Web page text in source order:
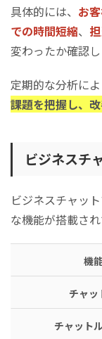
具体的には、 お
での時間短縮、
変わったか確認し
定期的な分析によ
課題を把握し、
ビジネスチ
ビジネスチャッ
な機能が搭載され
機
チャッ
チャット